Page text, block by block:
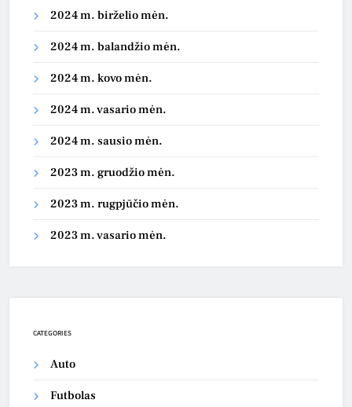
2024 m. birželio mėn.
2024 m. balandžio mėn.
2024 m. kovo mėn.
2024 m. vasario mėn.
2024 m. sausio mėn.
2023 m. gruodžio mėn.
2023 m. rugpjūčio mėn.
2023 m. vasario mėn.
CATEGORIES
Auto
Futbolas